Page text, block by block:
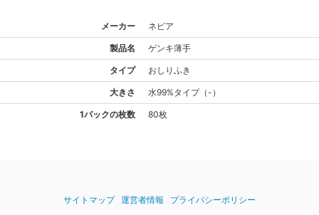
メーカー ネピア
製品名 ゲンキ薄手
タイプ おしりふき
大きさ 水99%タイプ（ - ）
1パックの枚数 80枚
サイトマップ 運営者情報 プライバシーポリシー